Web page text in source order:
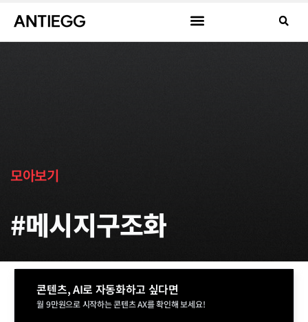
모아보기
#메시지구조화
콘텐츠, AI로 자동화하고 싶다면
월 9만원으로 시작하는 콘텐츠 AX를 확인해 보세요!